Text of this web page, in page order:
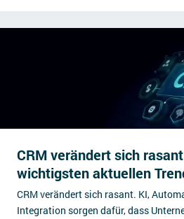
CRM verändert sich
wichtigsten aktuellen
CRM verändert sich rasant. KI,
Integration sorgen dafür, dass